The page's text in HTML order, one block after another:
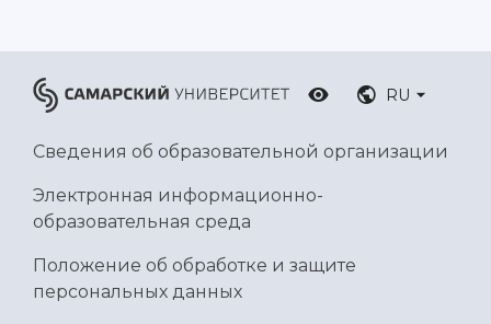
RU
Сведения об образовательной организации
Электронная информационно-
образовательная среда
Положение об обработке и защите
персональных данных